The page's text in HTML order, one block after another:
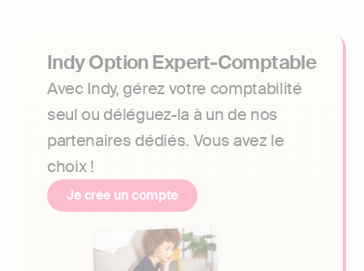
Indy Option Expert-Comptable
Avec Indy, gérez votre comptabilité
seul ou déléguez-la à un de nos
partenaires dédiés. Vous avez le
choix !
Je crée un compte